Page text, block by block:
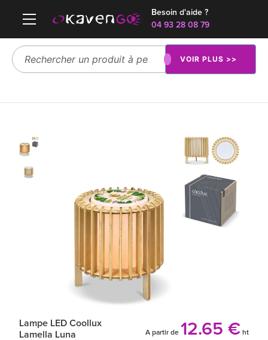
Besoin d'aide ?
04 93 28 08 79
VOIR PLUS >>
Lampe LED Coollux
Lamella Luna
A partir de 12.65 € ht